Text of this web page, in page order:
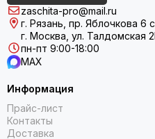
zaschita-pro@mail.ru
г. Рязань, пр. Яблочкова 6
г. Москва, ул. Талдомская
пн-пт 9:00-18:00
MAX
Информация
Прайс-лист
Контакты
Доставка